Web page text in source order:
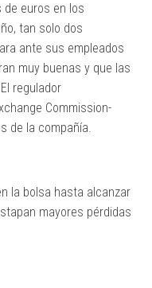
de euros en los
tan solo dos
ante sus empleados
muy buenas y que las
regulador
Commission-
de la compañía.
la bolsa hasta alcanzar
mayores pérdidas